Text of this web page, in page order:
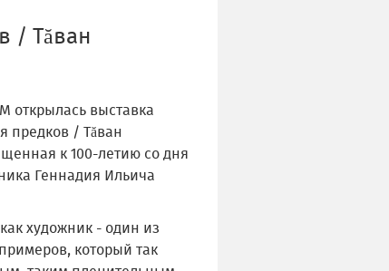
/ Тăван
открылась выставка
предков / Тăван
к 100-летию со дня
Геннадия Ильича
художник - один из
который так